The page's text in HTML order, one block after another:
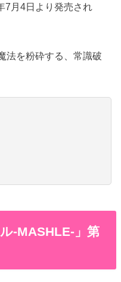
7月4日より発売され
法を粉砕する、常識破
-MASHLE-」第